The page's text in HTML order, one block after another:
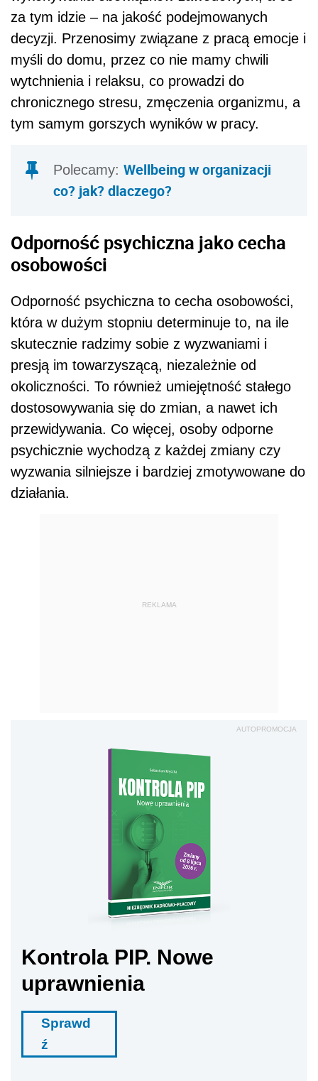
za tym idzie – na jakość podejmowanych
decyzji. Przenosimy związane z pracą emocje i
myśli do domu, przez co nie mamy chwili
wytchnienia i relaksu, co prowadzi do
chronicznego stresu, zmęczenia organizmu, a
tym samym gorszych wyników w pracy.
Polecamy: Wellbeing w organizacji
co? jak? dlaczego?
Odporność psychiczna jako cecha
osobowości
Odporność psychiczna to cecha osobowości,
która w dużym stopniu determinuje to, na ile
skutecznie radzimy sobie z wyzwaniami i
presją im towarzyszącą, niezależnie od
okoliczności. To również umiejętność stałego
dostosowywania się do zmian, a nawet ich
przewidywania. Co więcej, osoby odporne
psychicznie wychodzą z każdej zmiany czy
wyzwania silniejsze i bardziej zmotywowane do
działania.
REKLAMA
AUTOPROMOCJA
Kontrola PIP. Nowe
uprawnienia
Sprawd
ź